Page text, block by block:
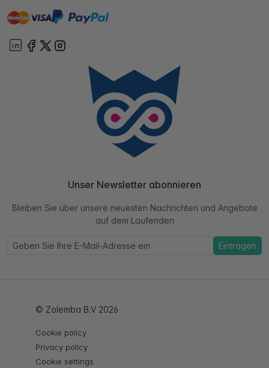
mastervisa paypal
Unser Newsletter abonnieren
Bleiben Sie über unsere neuesten Nachrichten und Angebote
auf dem Laufenden
Eintragen
© Zolemba B.V 2026
Cookie policy
Privacy policy
Cookie settings